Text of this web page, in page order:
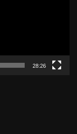
28:26